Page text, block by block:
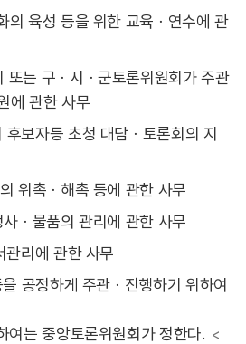
의 육성 등을 위한 교육ㆍ연수에 관
또는 구ㆍ시ㆍ군토론위원회가 주관
에 관한 사무
후보자등 초청 대담ㆍ토론회의 지
위촉ㆍ해촉 등에 관한 사무
ㆍ물품의 관리에 관한 사무
관리에 관한 사무
공정하게 주관ㆍ진행하기 위하여
는 중앙토론위원회가 정한다. <